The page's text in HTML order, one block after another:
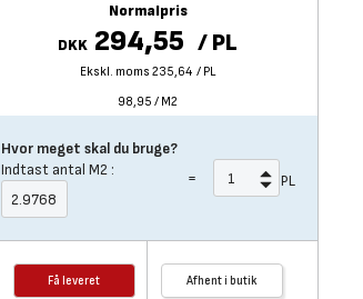
Normalpris
DKK 294,55 /PL
Ekskl. moms 235,64 / PL
98,95 / M2
Hvor meget skal du bruge?
Indtast antal M2 : = PL
Få leveret Afhent i butik